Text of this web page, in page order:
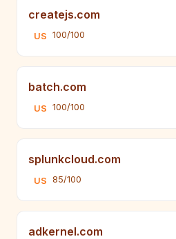
createjs.com
US 100/100
batch.com
US 100/100
splunkcloud.com
US 85/100
adkernel.com